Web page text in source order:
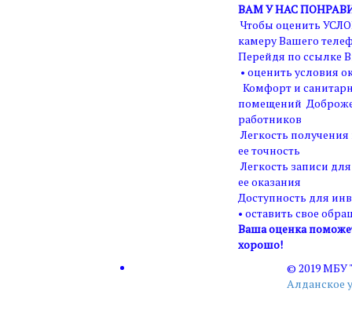
ВАМ У НАС
Чтобы оценить
камеру Вашего
Перейдя по ссылке
• оценить условия
Комфорт и
помещений
работников
Легкость
ее точность
Легкость записи
ее оказания
Доступность для
• оставить свое
Ваша оценка
хорошо!
© 2019
Алданское